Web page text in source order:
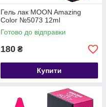
Гель лак MOON Amazing
Color №5073 12ml
Готово до відправки
180 ₴
Купити